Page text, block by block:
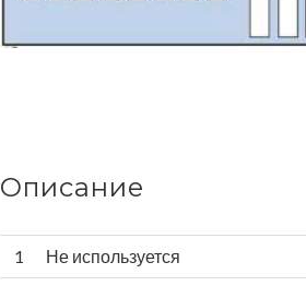
Описание
1 Не используется